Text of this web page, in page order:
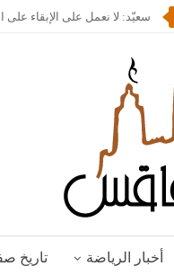
سعيّد: لا نعمل على الإبقاء
أخبار الرياضة تاريخ